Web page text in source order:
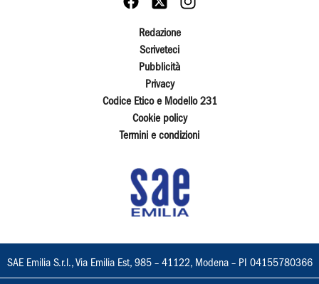
Redazione
Scriveteci
Pubblicità
Privacy
Codice Etico e Modello 231
Cookie policy
Termini e condizioni
SAE Emilia S.r.l., Via Emilia Est, 985 – 41122, Modena – PI 04155780366